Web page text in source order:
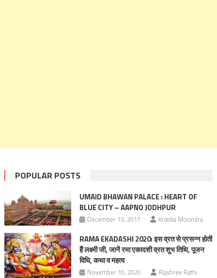
POPULAR POSTS
UMAID BHAWAN PALACE : HEART OF
BLUE CITY – AAPNO JODHPUR
December 13, 2017 Kratika Moondra
RAMA EKADASHI 2020: इस व्रत से प्रसन्न होती
हैं लक्ष्मी जी, जानें रमा एकादशी व्रत शुभ तिथि, पूजन
विधि, कथा व महत्‍व
November 10, 2020 Rajshree Rathi